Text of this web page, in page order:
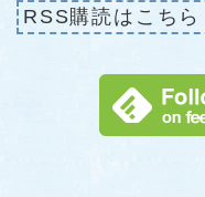
RSS購読はこちら